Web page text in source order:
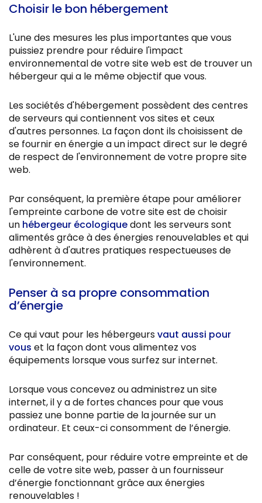
Choisir le bon hébergement
L'une des mesures les plus importantes que vous
puissiez prendre pour réduire l'impact
environnemental de votre site web est de trouver un
hébergeur qui a le même objectif que vous.
Les sociétés d'hébergement possèdent des centres
de serveurs qui contiennent vos sites et ceux
d'autres personnes. La façon dont ils choisissent de
se fournir en énergie a un impact direct sur le degré
de respect de l'environnement de votre propre site
web.
Par conséquent, la première étape pour améliorer
l'empreinte carbone de votre site est de choisir
un hébergeur écologiquedont les serveurs sont
alimentés grâce à des énergies renouvelables et qui
adhèrent à d'autres pratiques respectueuses de
l'environnement.
Penser à sa propre consommation
d’énergie
Ce qui vaut pour les hébergeursvaut aussi pour
vous et la façon dont vous alimentez vos
équipements lorsque vous surfez sur internet.
Lorsque vous concevez ou administrez un site
internet, il y a de fortes chances pour que vous
passiez une bonne partie de la journée sur un
ordinateur. Et ceux-ci consomment de l’énergie.
Par conséquent, pour réduire votre empreinte et de
celle de votre site web, passer à un fournisseur
d’énergie fonctionnant grâce aux énergies
renouvelables !